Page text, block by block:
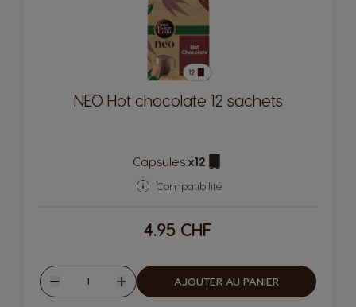
NEO Hot chocolate 12 sachets
Capsules:x12
Compatibilité
4.95 CHF
Diminuer
Quantité
Augmenter
AJOUTER AU PANIER